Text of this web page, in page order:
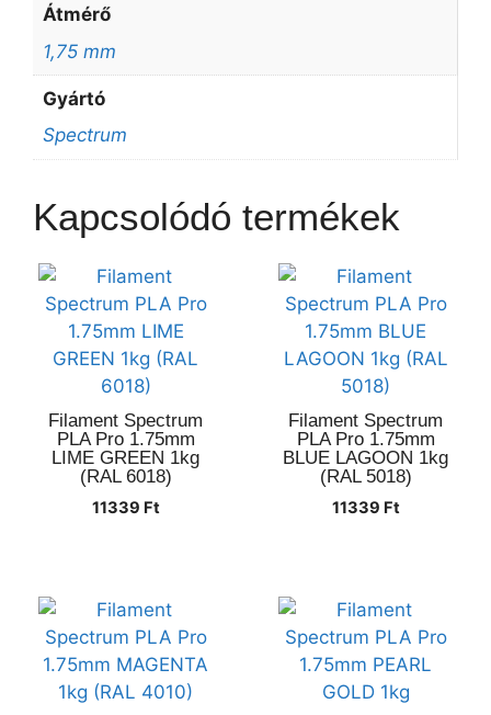
Átmérő
1,75 mm
Gyártó
Spectrum
Kapcsolódó termékek
Filament Spectrum
PLA Pro 1.75mm
LIME GREEN 1kg
(RAL 6018)
11339 Ft
Filament Spectrum
PLA Pro 1.75mm
BLUE LAGOON 1kg
(RAL 5018)
11339 Ft